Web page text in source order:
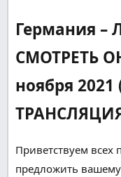
Германия –
СМОТРЕТЬ
ноября
Приветствуем всех
предложить вашему